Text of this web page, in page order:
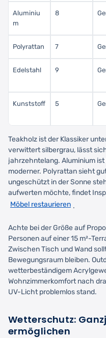
Aluminiu
m
8
Polyrattan 7
Edelstahl 9
Kunststoff 5
Teakholz ist der Klassiker
verwittert silbergrau, lässt
jahrzehntelang. Aluminium
moderner. Polyrattan sieht
ungeschützt in der Sonne
aufwerten möchte, findet
Möbel restaurieren .
Achte bei der Größe auf
Personen auf einer 15 m²-
Zwischen Tisch und Wand
Bewegungsraum bleiben.
wetterbeständigem
Wohnzimmerkomfort nach
UV-Licht problemlos stand.
Wetterschutz:
ermöglichen